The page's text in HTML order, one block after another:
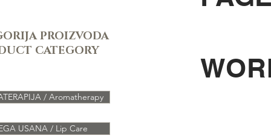
PROIZVODA
CATEGORY
/ Aromatherapy
USANA / Lip Care